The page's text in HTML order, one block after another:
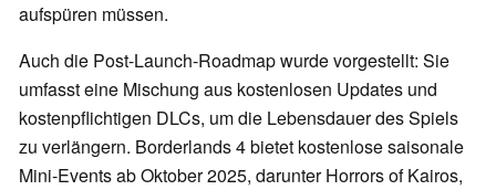
aufspüren müssen.
Auch die Post-Launch-Roadmap wurde vorgestellt: Sie
umfasst eine Mischung aus kostenlosen Updates und
kostenpflichtigen DLCs, um die Lebensdauer des Spiels
zu verlängern. Borderlands 4 bietet kostenlose saisonale
Mini-Events ab Oktober 2025, darunter Horrors of Kairos,